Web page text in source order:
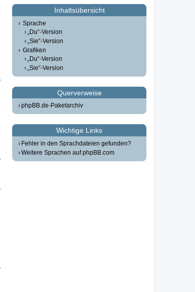
Inhaltsübersicht
Sprache
„Du“-Version
„Sie“-Version
Grafiken
„Du“-Version
„Sie“-Version
Querverweise
phpBB.de-Paketarchiv
Wichtige Links
Fehler in den Sprachdateien gefunden?
Weitere Sprachen auf phpBB.com